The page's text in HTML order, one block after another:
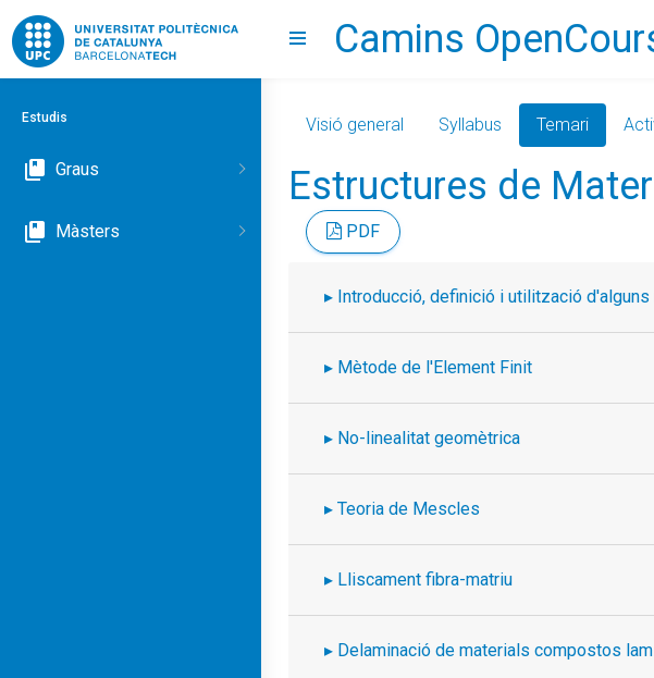
Go to upc.edu Show menuCamins
Estudis
Graus
Màsters
Visió general Syllabus Temari
Estructures de
PDF
Introducció, definició i utilització
Mètode de l'Element Finit
No-linealitat geomètrica
Teoria de Mescles
Lliscament fibra-matriu
Delaminació de materials compostos